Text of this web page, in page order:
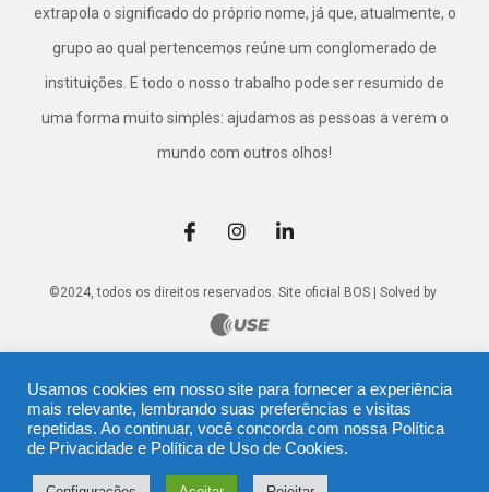
extrapola o significado do próprio nome, já que, atualmente, o
grupo ao qual pertencemos reúne um conglomerado de
instituições. E todo o nosso trabalho pode ser resumido de
uma forma muito simples: ajudamos as pessoas a verem o
mundo com outros olhos!
©2024, todos os direitos reservados. Site oficial BOS | Solved by
Usamos cookies em nosso site para fornecer a experiência
mais relevante, lembrando suas preferências e visitas
repetidas. Ao continuar, você concorda com nossa Política
de Privacidade e Política de Uso de Cookies.